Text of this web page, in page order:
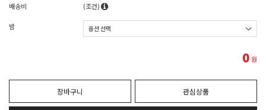
배송비
(조건)
밤
0원
장바구니 관심상품